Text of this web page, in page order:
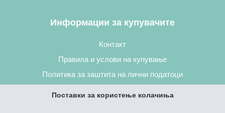
Информации за купувачите
Контакт
Правила и услови на купување
Политика за заштита на лични податоци
Поставки за користење колачиња